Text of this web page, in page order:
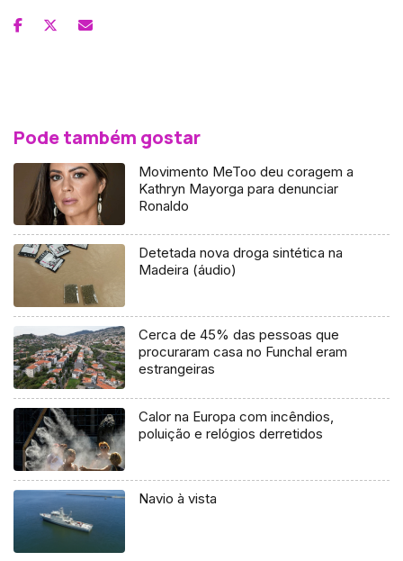
Pode também gostar
Movimento MeToo deu coragem a
Kathryn Mayorga para denunciar
Ronaldo
Detetada nova droga sintética na
Madeira (áudio)
Cerca de 45% das pessoas que
procuraram casa no Funchal eram
estrangeiras
Calor na Europa com incêndios,
poluição e relógios derretidos
Navio à vista